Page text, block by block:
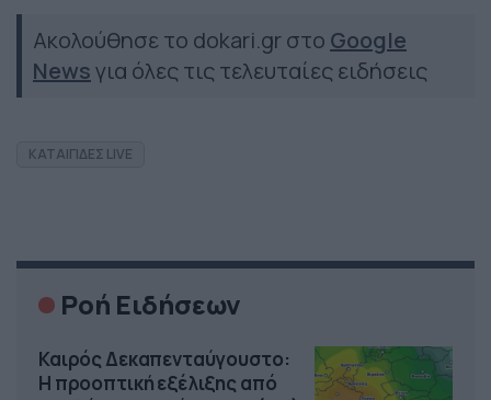
Ακολούθησε το dokari.gr στο Google
Newsγια όλες τις τελευταίες ειδήσεις
ΚΑΤΑΙΓΙΔΕΣ LIVE
Ροή Ειδήσεων
Καιρός Δεκαπενταύγουστο:
Η προοπτική εξέλιξης από